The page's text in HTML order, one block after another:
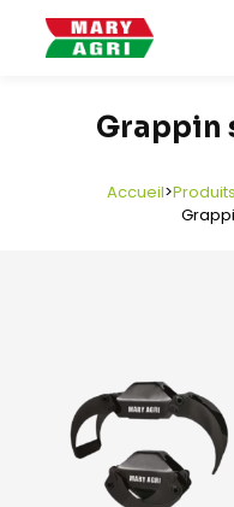
Grappin
Accueil>Produits